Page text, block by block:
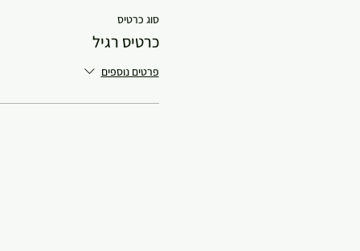
סוג כרטיס
כרטיס רגיל
פרטים נוספים